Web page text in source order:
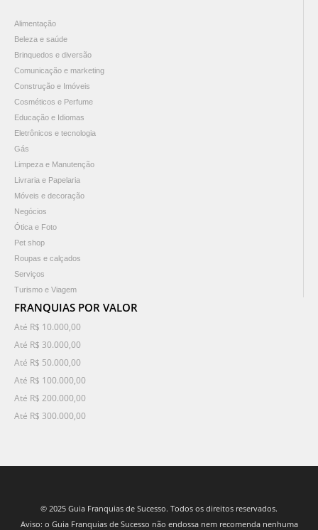
Alimentação
Beleza e saúde
Brinquedos e diversão
Comunicação e marketing
Construção e Imóveis
Cosméticos e Perfume
Educação e Idiomas
Eletrônicos e tecnologia
Gás
Limpeza e Manutenção
Livraria e Papelaria
Móveis e decoração
Negócios
Ótica e Foto
Pet shop
Roupas e calçados
Serviços
Turismo e Viagem
FRANQUIAS POR VALOR
Até R$ 10.000,00
Até R$ 30.000,00
Até R$ 50.000,00
Até R$ 100.000,00
Até R$ 200.000,00
Até R$ 300.000,00
© 2025 Guia Franquias de Sucesso. Todos os direitos reservados.
Aviso: o Guia Franquias de Sucesso não endossa nem recomenda nenhuma